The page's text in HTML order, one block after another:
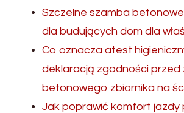
Szczelne szamba
dla budujących dom dla
Co oznacza atest
deklaracją zgodności przed
betonowego zbiornika na
Jak poprawić komfort jazdy